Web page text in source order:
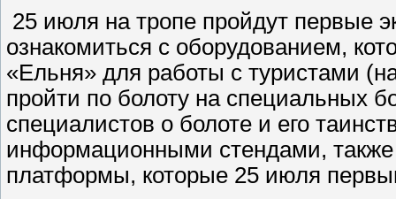
25 июля на тропе пройдут первые
ознакомиться с оборудованием,
«Ельня» для работы с туристами
пройти по болоту на специальных
специалистов о болоте и его
информационными стендами, также
платформы, которые 25 июля